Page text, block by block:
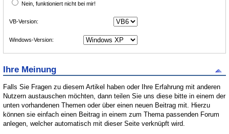
Nein, funktioniert nicht bei mir!
VB-Version:
Windows-Version:
Ihre Meinung
Falls Sie Fragen zu diesem Artikel haben oder Ihre Erfahrung mit anderen
Nutzern austauschen möchten, dann teilen Sie uns diese bitte in einem der
unten vorhandenen Themen oder über einen neuen Beitrag mit. Hierzu
können sie einfach einen Beitrag in einem zum Thema passenden Forum
anlegen, welcher automatisch mit dieser Seite verknüpft wird.